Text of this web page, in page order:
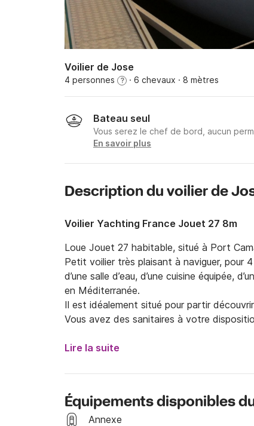
Voilier de Jose
4 personnes ? · 6 chevaux · 8 mètres
Bateau seul
Vous serez le chef de bord, aucun
En savoir plus
Description du voilier de
Voilier Yachting France Jouet 27 8m
Loue Jouet 27 habitable, situé à Port
Petit voilier très plaisant à naviguer, pour
d’une salle d’eau, d’une cuisine équipée,
en Méditerranée.
Il est idéalement situé pour partir
Vous avez des sanitaires à votre
Lire la suite
Équipements disponibles
Annexe